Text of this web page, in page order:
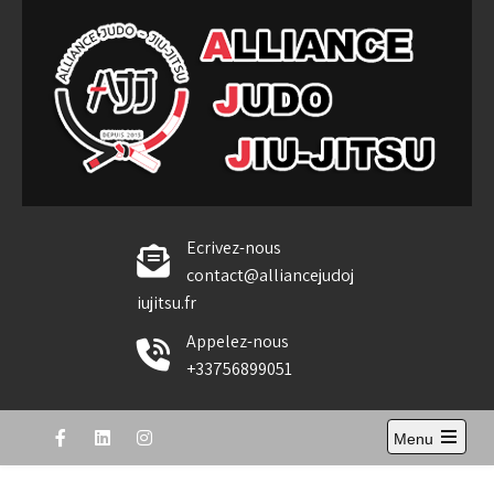
content
Alliance Judo Jiu-jitsu
Ecrivez-nous
contact@alliancejudoj
iujitsu.fr
Appelez-nous
+33756899051
Menu
Open